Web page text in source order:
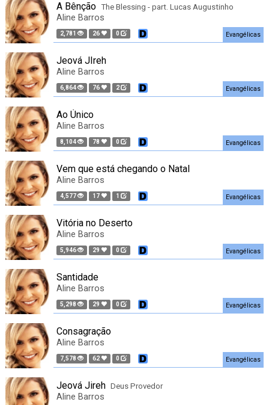
A Bênção The Blessing - part. Lucas Augustinho
Aline Barros
2,781 26 0 Evangélicas
Jeová JIreh
Aline Barros
6,864 76 2 Evangélicas
Ao Único
Aline Barros
8,104 78 0 Evangélicas
Vem que está chegando o Natal
Aline Barros
4,577 17 1 Evangélicas
Vitória no Deserto
Aline Barros
5,946 29 0 Evangélicas
Santidade
Aline Barros
5,298 29 0 Evangélicas
Consagração
Aline Barros
7,578 62 0 Evangélicas
Jeová Jireh Deus Provedor
Aline Barros